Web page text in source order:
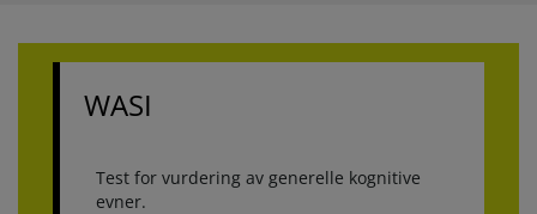
WASI
Test for vurdering av generelle kognitive
evner.